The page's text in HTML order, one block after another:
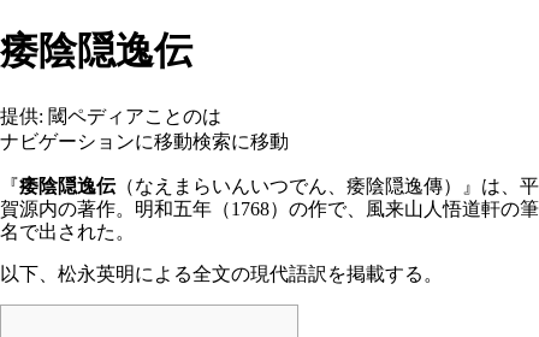
痿陰隠逸伝
提供: 閾ペディアことのは
ナビゲーションに移動検索に移動
『痿陰隠逸伝（なえまらいんいつでん、痿陰隠逸傳）』は、 平
賀源内の著作。明和五年（1768）の作で、風来山人悟道軒の筆
名で出された。
以下、松永英明による全文の現代語訳を掲載する。